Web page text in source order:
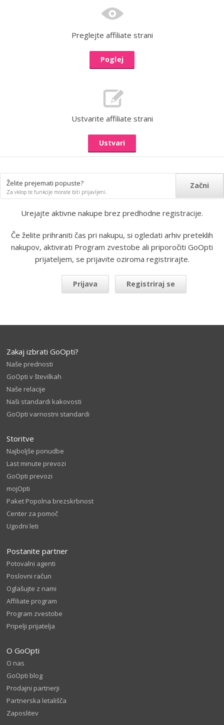
Preglejte affiliate strani
Poglej
Ustvarite affiliate strani
Ustvari
Začni
Želite prejemati popuste?
Za vklop te funkcije morate biti prijavljeni.
Urejajte aktivne nakupe brez predhodne registracije.
Če želite prihraniti čas pri nakupu, si ogledati arhiv preteklih
nakupov, aktivirati Program zvestobe ali priporočiti GoOpti
prijateljem, se prijavite oziroma registrirajte.
Prijava Registriraj se
Zakaj izbrati GoOpti?
Naše prednosti
GoOpti v številkah
Naše relacije
Naši standardi kakovosti
GoOpti varnostni standardi
Storitve
Najboljše ponudbe
Last minute prevozi
GoOpti prevozi
mojOpti
Paket Popolna brezskrbnost
Center za pomoč
Ugodni leti
Postanite partner
Potovalni agenti
Poslovni račun
Oglašujte z nami
Affiliate program
Program zvestobe
Pripelji prijatelja
O GoOpti
O nas
GoOpti blog
Prodajni partnerji
Partnerska letališča
Zaposlitev